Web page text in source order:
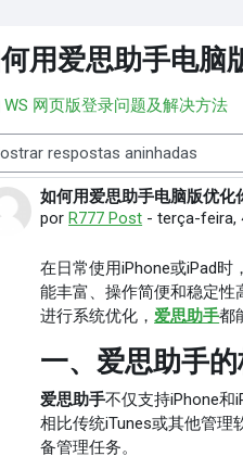
用爱思助手电脑
网页版登录问题及解决方法
de visualização
如何用爱思助手电脑版优
porR777 Post -terça-feira,
Número de respostas: 0
在日常使用iPhone或iPad
能丰富、操作简便和稳定性
进行系统优化，爱思助手都
一、爱思助手
爱思助手不仅支持iPhone和
相比传统iTunes或其他管理
备管理任务。